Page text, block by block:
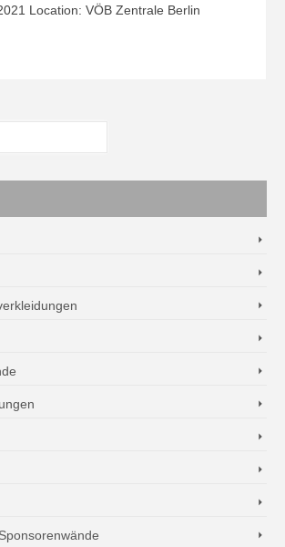
Location: VÖB Zentrale Berlin